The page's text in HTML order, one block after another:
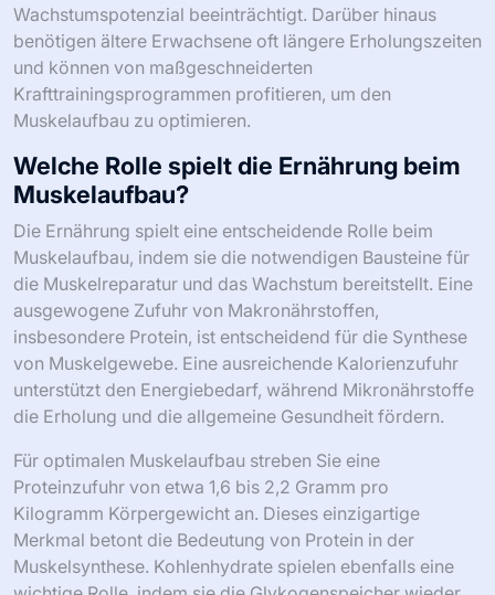
Wachstumspotenzial beeinträchtigt. Darüber hinaus
benötigen ältere Erwachsene oft längere Erholungszeiten
und können von maßgeschneiderten
Krafttrainingsprogrammen profitieren, um den
Muskelaufbau zu optimieren.
Welche Rolle spielt die Ernährung beim
Muskelaufbau?
Die Ernährung spielt eine entscheidende Rolle beim
Muskelaufbau, indem sie die notwendigen Bausteine für
die Muskelreparatur und das Wachstum bereitstellt. Eine
ausgewogene Zufuhr von Makronährstoffen,
insbesondere Protein, ist entscheidend für die Synthese
von Muskelgewebe. Eine ausreichende Kalorienzufuhr
unterstützt den Energiebedarf, während Mikronährstoffe
die Erholung und die allgemeine Gesundheit fördern.
Für optimalen Muskelaufbau streben Sie eine
Proteinzufuhr von etwa 1,6 bis 2,2 Gramm pro
Kilogramm Körpergewicht an. Dieses einzigartige
Merkmal betont die Bedeutung von Protein in der
Muskelsynthese. Kohlenhydrate spielen ebenfalls eine